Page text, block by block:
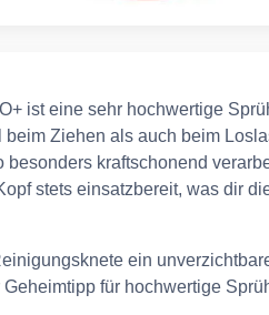
ist eine sehr hochwertige
Ziehen als auch beim
besonders kraftschonend
stets einsatzbereit, was dir
ein
für hochwertige